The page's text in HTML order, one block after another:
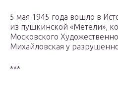
5 мая 1945 года вошло в
из пушкинской «Метели»,
Московского
Михайловская у
***